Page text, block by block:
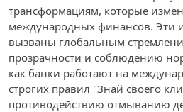
трансформациям, которые
международных финансов. Эти
вызваны глобальным
прозрачности и соблюдению
как банки работают на
строгих правил "Знай своего
противодействию отмыванию